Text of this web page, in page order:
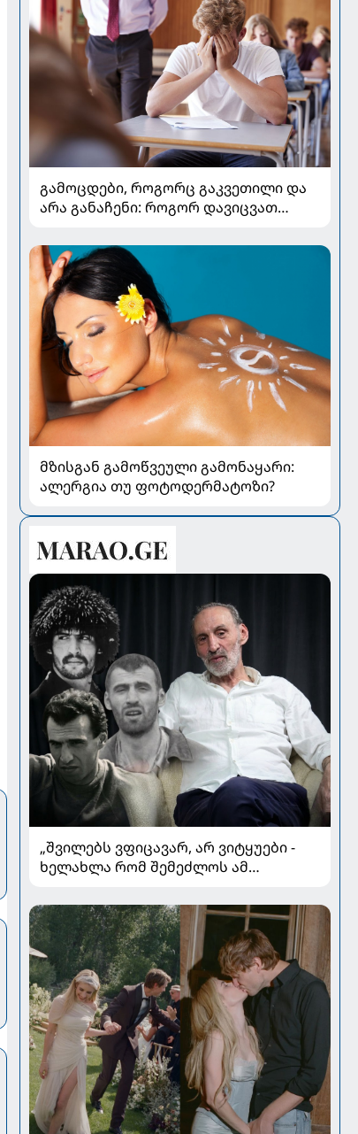
გამოცდები, როგორც გაკვეთილი და
არა განაჩენი: როგორ დავიცვათ
მომავალი
მზისგან გამოწვეული გამონაყარი:
ალერგია თუ ფოტოდერმატოზი?
„შვილებს ვფიცავარ, არ ვიტყუები -
ხელახლა რომ შემეძლოს ამ
გავივლიდი“ - ზაზა კოლელიშვილი
პირად ომებსა და კარიერულ
გარდატეხაზე